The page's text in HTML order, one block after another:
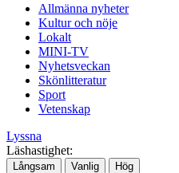
Allmänna nyheter
Kultur och nöje
Lokalt
MINI-TV
Nyhetsveckan
Skönlitteratur
Sport
Vetenskap
Lyssna
Läshastighet:
Långsam Vanlig Hög